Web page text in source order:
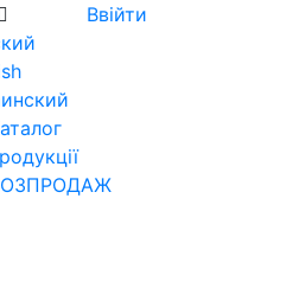
Ввійти